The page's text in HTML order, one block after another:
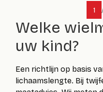
1
Welke
uw kind?
Een richtlijn op basis
lichaamslengte. Bij